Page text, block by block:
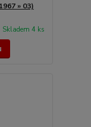
» 03)
Skladem 4 ks